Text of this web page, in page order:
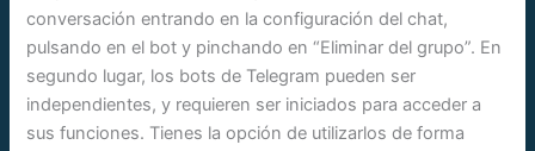
conversación entrando en la configuración del chat,
pulsando en el bot y pinchando en “Eliminar del grupo”. En
segundo lugar, los bots de Telegram pueden ser
independientes, y requieren ser iniciados para acceder a
sus funciones. Tienes la opción de utilizarlos de forma